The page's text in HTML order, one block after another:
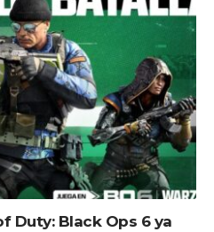
Duty: Black Ops 6 ya